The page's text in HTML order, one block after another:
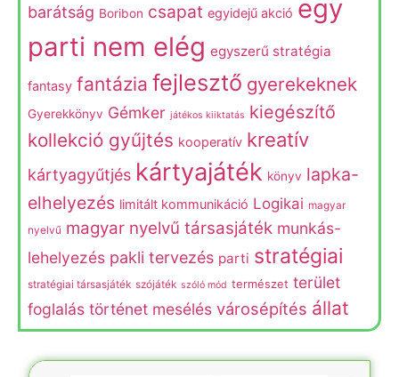
barátság Boribon csapat egyidejű akció egy
parti nem elég egyszerű stratégia
fantasy fantázia fejlesztő gyerekeknek
Gyerekkönyv Gémker játékos kiiktatás kiegészítő
kollekció gyűjtés kooperatív kreatív
kártyagyűtjés kártyajáték könyv lapka-
elhelyezés limitált kommunikáció Logikai magyar
nyelvű magyar nyelvű társasjáték munkás-
lehelyezés pakli tervezés parti stratégiai
stratégiai társasjáték szójáték szóló mód természet terület
foglalás történet mesélés városépítés állat